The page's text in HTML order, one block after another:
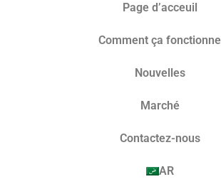
Page d’acceuil
Comment ça fonctionne
Nouvelles
Marché​
Contactez-nous
AR